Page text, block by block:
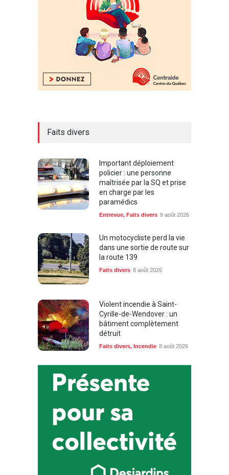
Faits divers
Important déploiement
policier : une personne
maîtrisée par la SQ et prise
en charge par les
paramédics
Entrevue, Faits divers 9 août 2026
Un motocycliste perd la vie
dans une sortie de route sur
la route 139
Faits divers 8 août 2026
Violent incendie à Saint-
Cyrille-de-Wendover : un
bâtiment complètement
détruit
Faits divers, Incendie 8 août 2026